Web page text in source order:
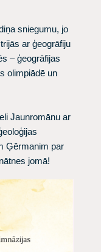
sniegumu, jo
ar ģeogrāfiju
– ģeogrāfijas
olimpiādē un
Jaunromānu ar
Ģērmanim par
jomā!